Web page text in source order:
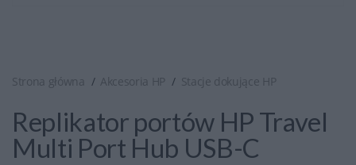
Strona główna Akcesoria HP Stacje dokujące HP
Replikator portów HP Travel
Multi Port Hub USB-C